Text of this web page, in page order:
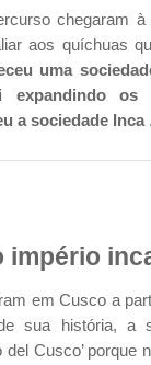
chegaram
aos quíchuas
uma
expandindo os
a sociedade Inca .
império
em Cusco a
sua história, a
del Cusco’ porque